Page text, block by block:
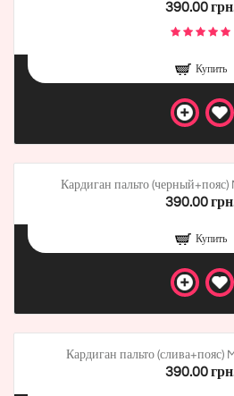
390.00
Купить
Кардиган пальто
390.00
Купить
Кардиган пальто (слива+пояс)
390.00